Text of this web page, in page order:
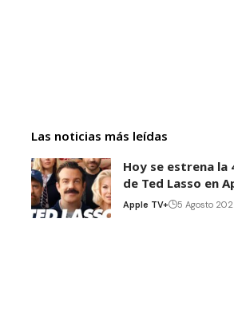
Las noticias más leídas
Hoy se estrena la
de Ted Lasso en
Apple TV+ 5 Agosto